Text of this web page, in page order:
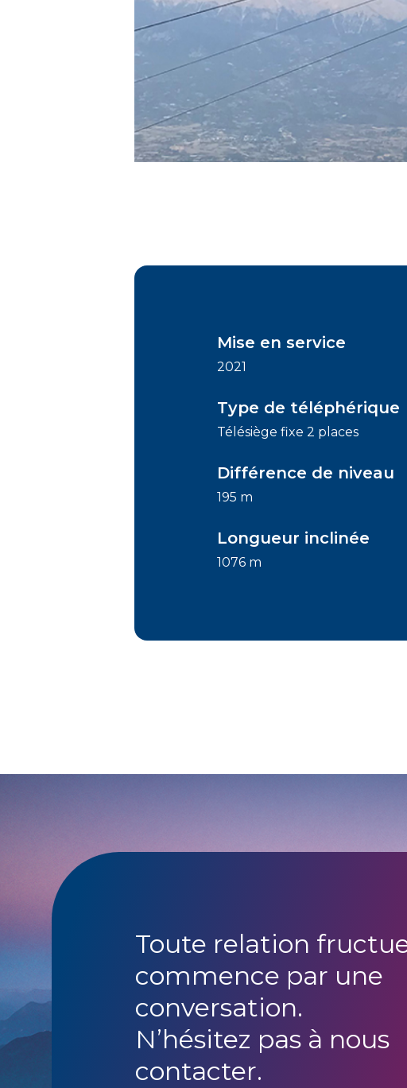
Mise en service
2021
Type de téléphérique
Télésiège fixe 2 places
Différence de niveau
195 m
Longueur inclinée
1076 m
Toute relation
commence par une
conversation.
N’hésitez pas à nous
contacter.